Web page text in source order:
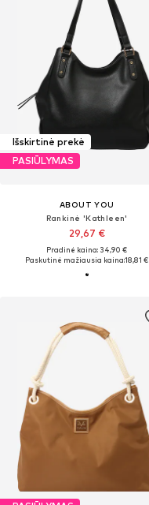
Išskirtinė prekė
PASIŪLYMAS
ABOUT YOU
Rankinė 'Kathleen'
29,67 €
Pradinė kaina: 34,90 €
Paskutinė mažiausia kaina:18,81 €